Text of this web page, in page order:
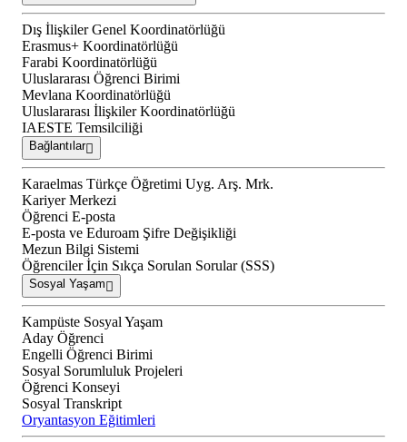
Dış İlişkiler Genel Koordinatörlüğü
Erasmus+ Koordinatörlüğü
Farabi Koordinatörlüğü
Uluslararası Öğrenci Birimi
Mevlana Koordinatörlüğü
Uluslararası İlişkiler Koordinatörlüğü
IAESTE Temsilciliği
Bağlantılar
Karaelmas Türkçe Öğretimi Uyg. Arş. Mrk.
Kariyer Merkezi
Öğrenci E-posta
E-posta ve Eduroam Şifre Değişikliği
Mezun Bilgi Sistemi
Öğrenciler İçin Sıkça Sorulan Sorular (SSS)
Sosyal Yaşam
Kampüste Sosyal Yaşam
Aday Öğrenci
Engelli Öğrenci Birimi
Sosyal Sorumluluk Projeleri
Öğrenci Konseyi
Sosyal Transkript
Oryantasyon Eğitimleri